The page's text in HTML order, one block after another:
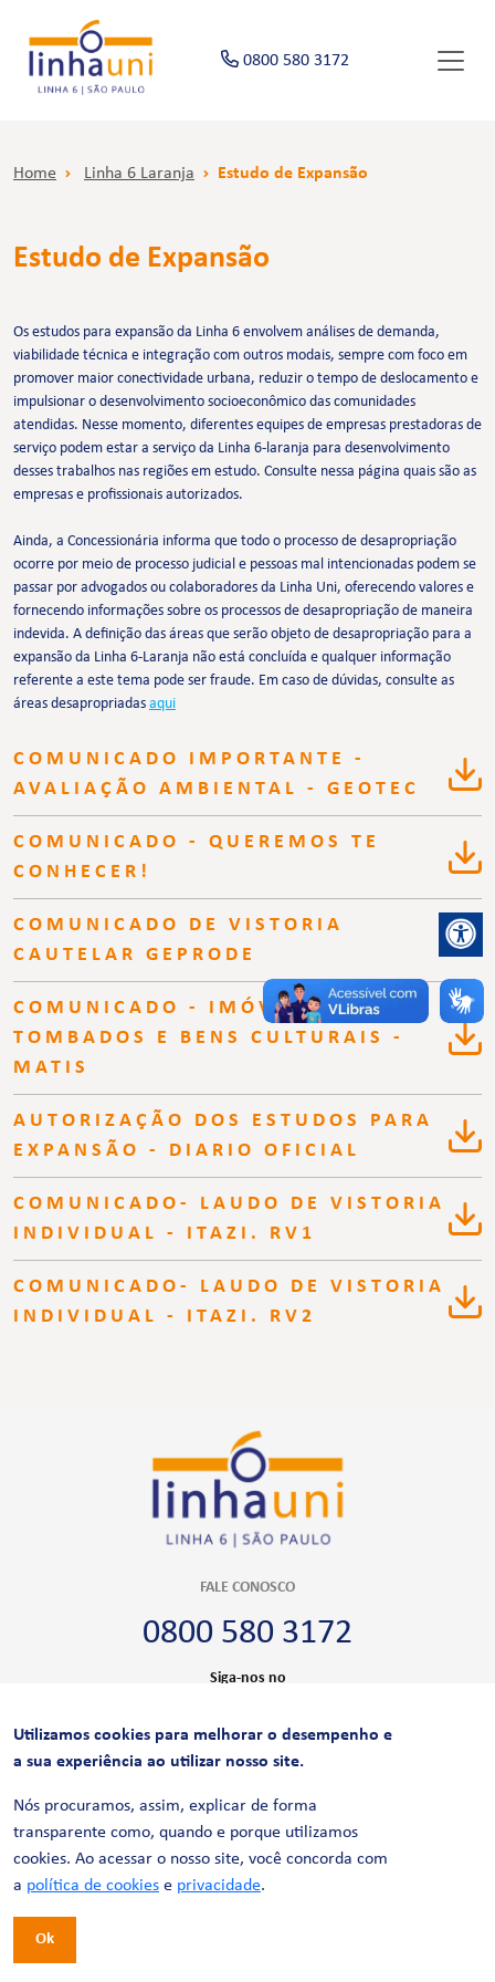
0800 580 3172
Home Linha 6 Laranja Estudo de Expansão
Estudo de Expansão
Os estudos para expansão da Linha 6 envolvem análises de demanda,
viabilidade técnica e integração com outros modais, sempre com foco em
promover maior conectividade urbana, reduzir o tempo de deslocamento e
impulsionar o desenvolvimento socioeconômico das comunidades
atendidas. Nesse momento, diferentes equipes de empresas prestadoras de
serviço podem estar a serviço da Linha 6-laranja para desenvolvimento
desses trabalhos nas regiões em estudo. Consulte nessa página quais são as
empresas e profissionais autorizados.
Ainda, a Concessionária informa que todo o processo de desapropriação
ocorre por meio de processo judicial e pessoas mal intencionadas podem se
passar por advogados ou colaboradores da Linha Uni, oferecendo valores e
fornecendo informações sobre os processos de desapropriação de maneira
indevida. A definição das áreas que serão objeto de desapropriação para a
expansão da Linha 6-Laranja não está concluída e qualquer informação
referente a este tema pode ser fraude. Em caso de dúvidas, consulte as
áreas desapropriadas aqui
COMUNICADO IMPORTANTE -
AVALIAÇÃO AMBIENTAL - GEOTEC
COMUNICADO - QUEREMOS TE
CONHECER!
COMUNICADO DE VISTORIA
CAUTELAR GEPRODE
COMUNICADO - IMÓVEIS
TOMBADOS E BENS CULTURAIS -
MATIS
AUTORIZAÇÃO DOS ESTUDOS PARA
EXPANSÃO - DIARIO OFICIAL
COMUNICADO- LAUDO DE VISTORIA
INDIVIDUAL - ITAZI. RV1
COMUNICADO- LAUDO DE VISTORIA
INDIVIDUAL - ITAZI. RV2
FALE CONOSCO
0800 580 3172
Siga-nos no
CERTIFICAÇÕES
Utilizamos cookies para melhorar o desempenho e
a sua experiência ao utilizar nosso site.
Nós procuramos, assim, explicar de forma
transparente como, quando e porque utilizamos
cookies. Ao acessar o nosso site, você concorda com
a política de cookies e privacidade.
Ok